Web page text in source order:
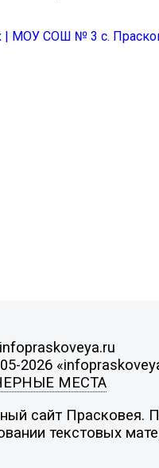
МОУ СОШ № 3 с.
2026
МЕСТА
сайт Прасковея.
текстовых